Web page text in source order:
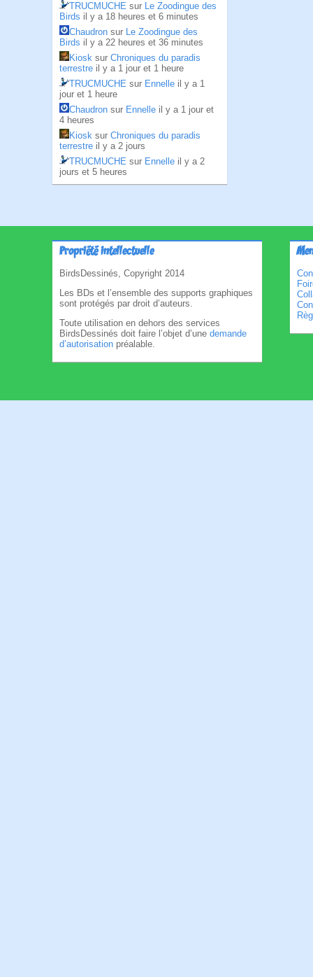
TRUCMUCHE sur Le Zoodingue des
Birds il y a 18 heures et 6 minutes
Chaudron sur Le Zoodingue des
Birds il y a 22 heures et 36 minutes
Kiosk sur Chroniques du paradis
terrestre il y a 1 jour et 1 heure
TRUCMUCHE sur Ennelle il y a 1
jour et 1 heure
Chaudron sur Ennelle il y a 1 jour et
4 heures
Kiosk sur Chroniques du paradis
terrestre il y a 2 jours
TRUCMUCHE sur Ennelle il y a 2
jours et 5 heures
Propriété intellectuelle
BirdsDessinés, Copyright 2014
Les BDs et l’ensemble des supports graphiques
sont protégés par droit d’auteurs.
Toute utilisation en dehors des services
BirdsDessinés doit faire l’objet d’une demande
d’autorisation préalable.